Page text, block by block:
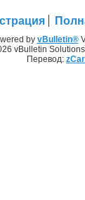
by vBulletin®
vBulletin
Перевод: